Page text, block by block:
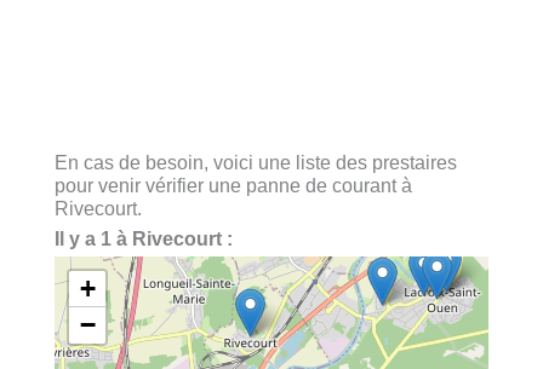
En cas de besoin, voici une liste des prestaires
pour venir vérifier une panne de courant à
Rivecourt.
Il y a 1 à Rivecourt :
+
−